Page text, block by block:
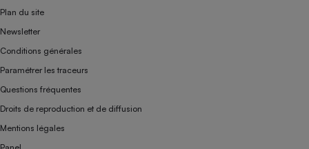
Plan du site
Newsletter
Conditions générales
Paramétrer les traceurs
Questions fréquentes
Droits de reproduction et de diffusion
Mentions légales